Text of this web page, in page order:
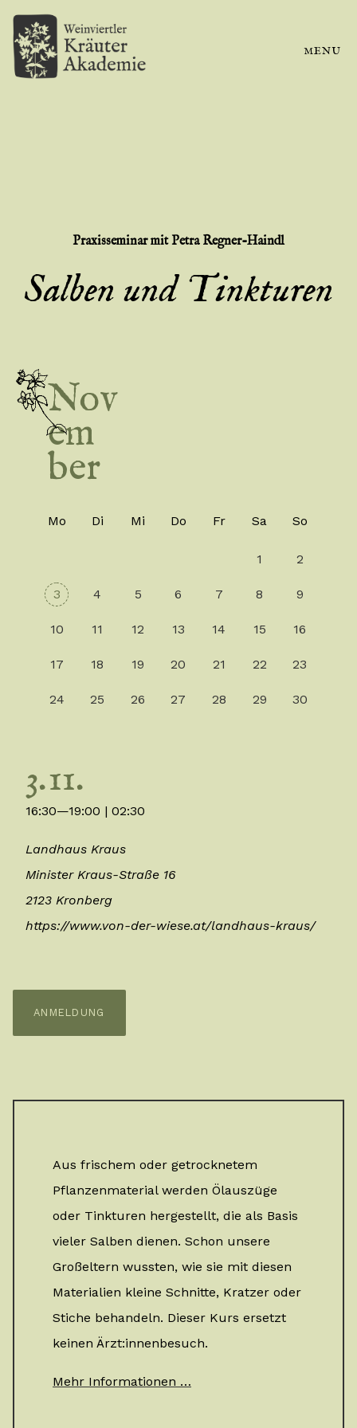
MENU
Praxisseminarmit Petra Regner-Haindl
Salben und Tinkturen
Nov
em
ber
Mo Di Mi Do Fr Sa So
1 2
3 4 5 6 7 8 9
10 11 12 13 14 15 16
17 18 19 20 21 22 23
24 25 26 27 28 29 30
3.11.
16:30—19:00 | 02:30
Landhaus Kraus
Minister Kraus-Straße 16
2123 Kronberg
https://www.von-der-wiese.at/landhaus-kraus/
ANMELDUNG
Aus frischem oder getrocknetem
Pflanzenmaterial werden Ölauszüge
oder Tinkturen hergestellt, die als Basis
vieler Salben dienen. Schon unsere
Großeltern wussten, wie sie mit diesen
Materialien kleine Schnitte, Kratzer oder
Stiche behandeln. Dieser Kurs ersetzt
keinen Ärzt:innenbesuch.
Mehr Informationen …